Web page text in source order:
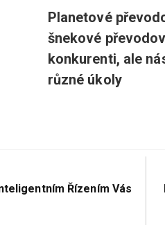
Planetové
šnekové
konkurenti, ale
různé úkoly
Řízením Vás